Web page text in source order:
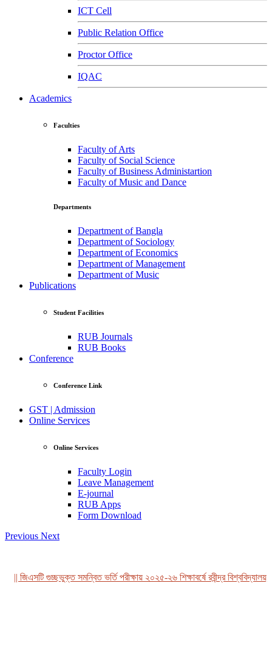
ICT Cell
Public Relation Office
Proctor Office
IQAC
Academics
Faculties
Faculty of Arts
Faculty of Social Science
Faculty of Business Administartion
Faculty of Music and Dance
Departments
Department of Bangla
Department of Sociology
Department of Economics
Department of Management
Department of Music
Publications
Student Facilities
RUB Journals
RUB Books
Conference
Conference Link
GST | Admission
Online Services
Online Services
Faculty Login
Leave Management
E-journal
RUB Apps
Form Download
Previous Next
|| জিএসটি গুচ্ছভুক্ত সমন্বিত ভর্তি পরীক্ষায় ২০২৫-২৬ শিক্ষাবর্ষে রবীন্দ্র